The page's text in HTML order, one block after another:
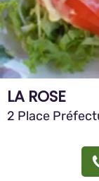
LA ROSE
2 Place